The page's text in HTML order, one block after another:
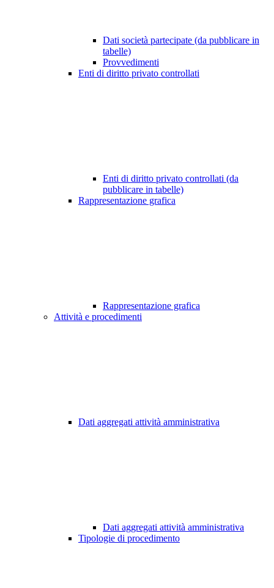
Dati società partecipate (da pubblicare in
tabelle)
Provvedimenti
Enti di diritto privato controllati
Enti di diritto privato controllati (da
pubblicare in tabelle)
Rappresentazione grafica
Rappresentazione grafica
Attività e procedimenti
Dati aggregati attività amministrativa
Dati aggregati attività amministrativa
Tipologie di procedimento